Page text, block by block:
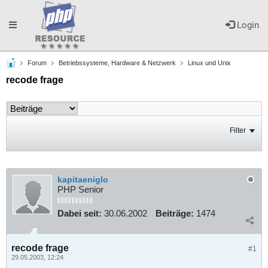
Login
Toggle
navigation
Forum Betriebssysteme, Hardware & Netzwerk Linux und Unix
recode frage
Filter
kapitaeniglo
PHP Senior
Dabei seit: 30.06.2002 Beiträge: 1474
#1
recode frage
29.05.2003, 12:24